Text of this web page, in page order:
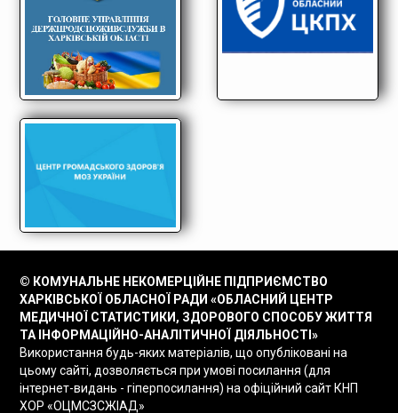
© КОМУНАЛЬНЕ НЕКОМЕРЦІЙНЕ ПІДПРИЄМСТВО
ХАРКІВСЬКОЇ ОБЛАСНОЇ РАДИ «ОБЛАСНИЙ ЦЕНТР
МЕДИЧНОЇ СТАТИСТИКИ, ЗДОРОВОГО СПОСОБУ ЖИТТЯ
ТА ІНФОРМАЦІЙНО-АНАЛІТИЧНОЇ ДІЯЛЬНОСТІ»
Використання будь-яких матеріалів, що опубліковані на
цьому сайті, дозволяється при умові посилання (для
інтернет-видань - гіперпосилання) на офіційний сайт КНП
ХОР «ОЦМСЗСЖІАД»